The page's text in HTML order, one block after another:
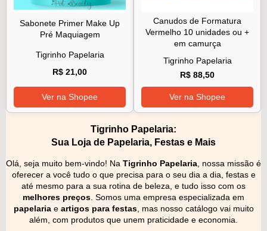
Sabonete Primer Make Up
Pré Maquiagem
Tigrinho Papelaria
R$ 21,00
Ver na Shopee
Canudos de Formatura
Vermelho 10 unidades ou +
em camurça
Tigrinho Papelaria
R$ 88,50
Ver na Shopee
Tigrinho Papelaria:
Sua Loja de Papelaria, Festas e Mais
Olá, seja muito bem-vindo! Na Tigrinho Papelaria, nossa missão é
oferecer a você tudo o que precisa para o seu dia a dia, festas e
até mesmo para a sua rotina de beleza, e tudo isso com os
melhores preços. Somos uma empresa especializada em
papelariae artigos para festas, mas nosso catálogo vai muito
além, com produtos que unem praticidade e economia.